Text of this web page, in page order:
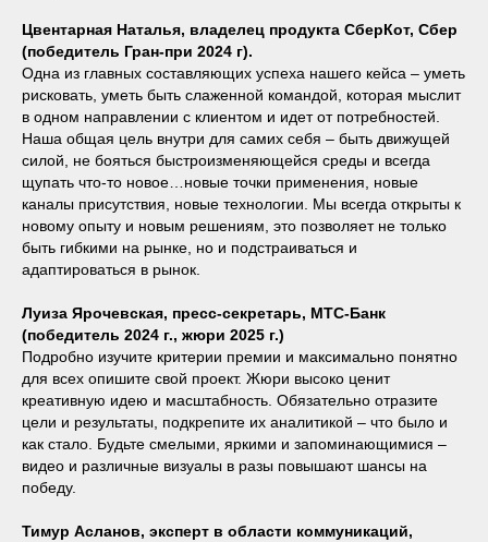
Цвентарная Наталья, владелец продукта СберКот, Сбер
(победитель Гран-при 2024 г).
Одна из главных составляющих успеха нашего кейса – уметь
рисковать, уметь быть слаженной командой, которая мыслит
в одном направлении с клиентом и идет от потребностей.
Наша общая цель внутри для самих себя – быть движущей
силой, не бояться быстроизменяющейся среды и всегда
щупать что-то новое…новые точки применения, новые
каналы присутствия, новые технологии. Мы всегда открыты к
новому опыту и новым решениям, это позволяет не только
быть гибкими на рынке, но и подстраиваться и
адаптироваться в рынок.
Луиза Ярочевская, пресс-секретарь, МТС-Банк
(победитель 2024 г., жюри 2025 г.)
Подробно изучите критерии премии и максимально понятно
для всех опишите свой проект. Жюри высоко ценит
креативную идею и масштабность. Обязательно отразите
цели и результаты, подкрепите их аналитикой – что было и
как стало. Будьте смелыми, яркими и запоминающимися –
видео и различные визуалы в разы повышают шансы на
победу.
Тимур Асланов, эксперт в области коммуникаций,